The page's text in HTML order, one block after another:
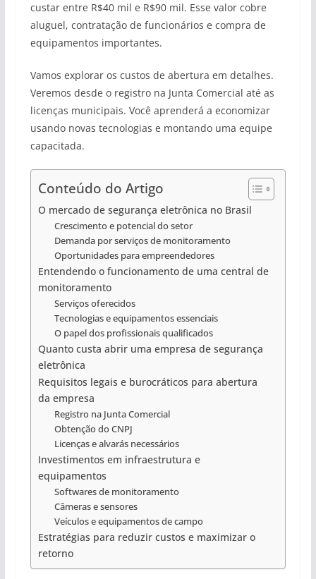
custar entre R$40 mil e R$90 mil. Esse valor cobre
aluguel, contratação de funcionários e compra de
equipamentos importantes.
Vamos explorar os custos de abertura em detalhes.
Veremos desde o registro na Junta Comercial até as
licenças municipais. Você aprenderá a economizar
usando novas tecnologias e montando uma equipe
capacitada.
Conteúdo do Artigo
O mercado de segurança eletrônica no Brasil
Crescimento e potencial do setor
Demanda por serviços de monitoramento
Oportunidades para empreendedores
Entendendo o funcionamento de uma central de
monitoramento
Serviços oferecidos
Tecnologias e equipamentos essenciais
O papel dos profissionais qualificados
Quanto custa abrir uma empresa de segurança
eletrônica
Requisitos legais e burocráticos para abertura
da empresa
Registro na Junta Comercial
Obtenção do CNPJ
Licenças e alvarás necessários
Investimentos em infraestrutura e
equipamentos
Softwares de monitoramento
Câmeras e sensores
Veículos e equipamentos de campo
Estratégias para reduzir custos e maximizar o
retorno